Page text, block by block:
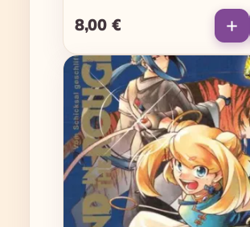
Regulärer Preis:
8,00 €